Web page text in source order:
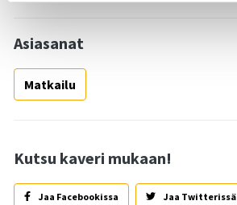
Asiasanat
Matkailu
Kutsu kaveri mukaan!
Jaa Facebookissa Jaa Twitterissä